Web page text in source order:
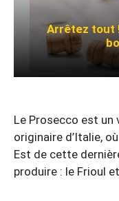
Arrêtez tout
Le Prosecco est un
originaire d’Italie,
Est de cette
produire : le Frioul